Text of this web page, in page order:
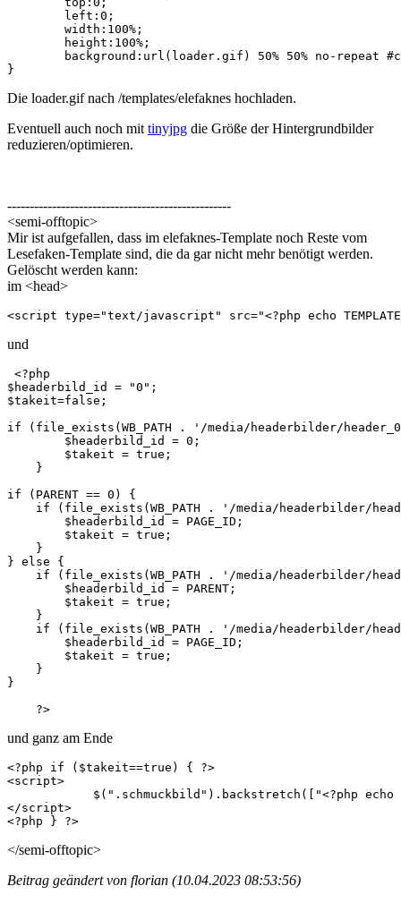
}
Die loader.gif nach /templates/elefaknes hochladen.
Eventuell auch noch mit tinyjpg die Größe der Hintergrundbilder
reduzieren/optimieren.
--------------------------------------------------
<semi-offtopic>
Mir ist aufgefallen, dass im elefaknes-Template noch Reste vom
Lesefaken-Template sind, die da gar nicht mehr benötigt werden.
Gelöscht werden kann:
im <head>
<script type="text/javascript" src="<?php echo
und
<?php
$headerbild_id = "0";
$takeit=false;
if (file_exists(WB_PATH . '/media/headerbilder/
        $headerbild_id = 0;
        $takeit = true;
    }
if (PARENT == 0) {
if (file_exists(WB_PATH . '/media/headerbilder/
        $headerbild_id = PAGE_ID;
        $takeit = true;
    }
} else {
if (file_exists(WB_PATH . '/media/headerbilder/
        $headerbild_id = PARENT;
        $takeit = true;
    }
if (file_exists(WB_PATH . '/media/headerbilder/
        $headerbild_id = PAGE_ID;
        $takeit = true;
    }
}
    ?>
und ganz am Ende
<?php if ($takeit==true) { ?>
<script>
</script>
<?php } ?>
</semi-offtopic>
Beitrag geändert von florian (10.04.2023 08:53:56)